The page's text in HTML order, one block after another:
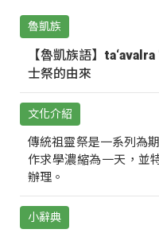
魯凱族
【魯凱族語】
士祭的由來
文化介紹
傳統祖靈祭是一系列為
作求學濃縮為一天，並
辦理。
小辭典